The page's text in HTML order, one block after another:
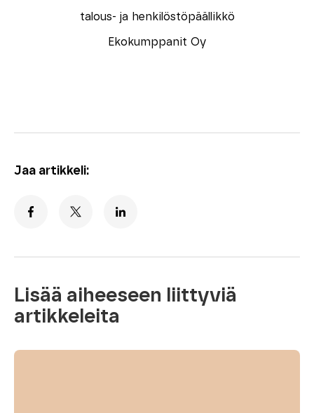
talous- ja henkilöstöpäällikkö
Ekokumppanit Oy
Jaa artikkeli:
Lisää aiheeseen liittyviä
artikkeleita